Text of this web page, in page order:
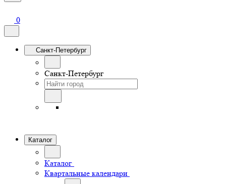
0
Санкт-Петербург
Санкт-Петербург
Каталог
Каталог
Квартальные календари